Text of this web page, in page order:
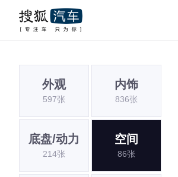
外观
597张
内饰
836张
底盘/动力
214张
空间
86张